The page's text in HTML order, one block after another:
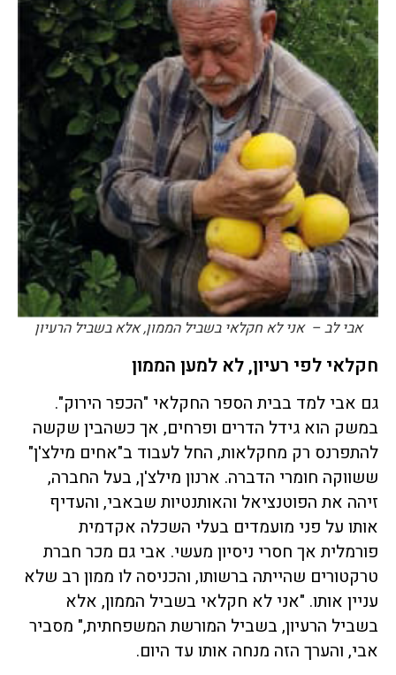
אבי לב – אני לא חקלאי בשביל הממון, אלא בשביל הרעיון
חקלאי לפי רעיון, לא למען הממון
גם אבי למד בבית הספר החקלאי "הכפר הירוק".
במשק הוא גידל הדרים ופרחים, אך כשהבין שקשה
להתפרנס רק מחקלאות, החל לעבוד ב"אחים מילצ'ן"
ששווקה חומרי הדברה. ארנון מילצ'ן, בעל החברה,
זיהה את הפוטנציאל והאותנטיות שבאבי, והעדיף
אותו על פני מועמדים בעלי השכלה אקדמית
פורמלית אך חסרי ניסיון מעשי. אבי גם מכר חברת
טרקטורים שהייתה ברשותו, והכניסה לו ממון רב שלא
עניין אותו. "אני לא חקלאי בשביל הממון, אלא
בשביל הרעיון, בשביל המורשת המשפחתית," מסביר
אבי, והערך הזה מנחה אותו עד היום.